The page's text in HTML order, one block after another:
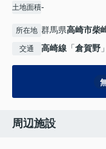
土地面積-
所在地 群馬県高崎市柴
交通 高崎線 「倉賀野
周辺施設